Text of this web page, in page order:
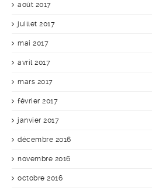
août 2017
juillet 2017
mai 2017
avril 2017
mars 2017
février 2017
janvier 2017
décembre 2016
novembre 2016
octobre 2016